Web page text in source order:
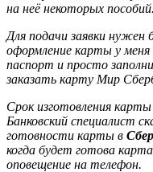
на неё некоторых пособий.
Для подачи заявки нужен
оформление карты у меня
паспорт и просто
заказать карту Мир
Срок изготовления
Банковский специалист
готовности карты в
когда будет готова
оповещение на телефон.